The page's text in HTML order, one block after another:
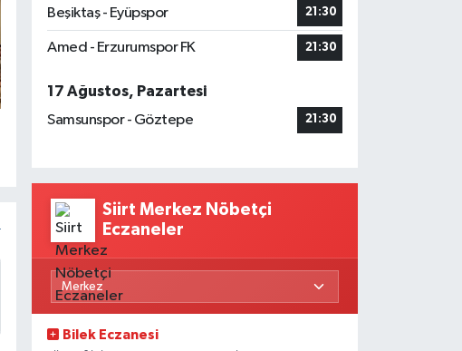
Beşiktaş - Eyüpspor 21:30
Amed - Erzurumspor FK 21:30
17 Ağustos, Pazartesi
Samsunspor - Göztepe
21:30
Siirt Merkez Nöbetçi
Eczaneler
Bilek Eczanesi